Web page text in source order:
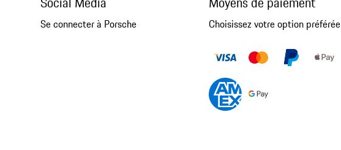
Se connecter à Porsche Choisissez votre option préférée